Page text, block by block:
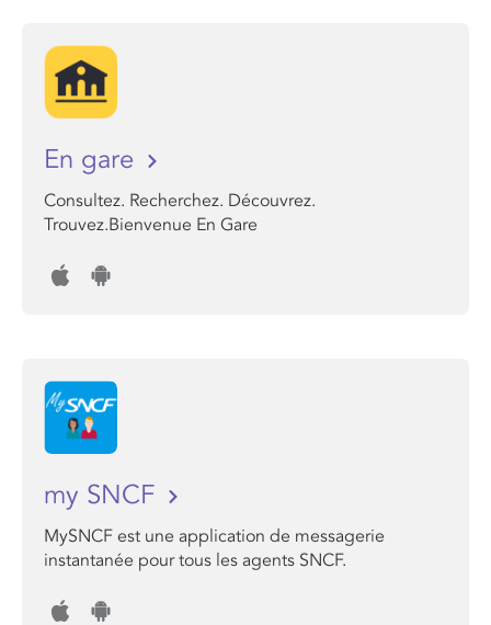
En gare
Consultez. Recherchez. Découvrez.
Trouvez.Bienvenue En Gare
my SNCF
MySNCF est une application de messagerie
instantanée pour tous les agents SNCF.